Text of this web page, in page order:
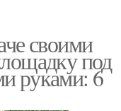
своими
под
руками: 6